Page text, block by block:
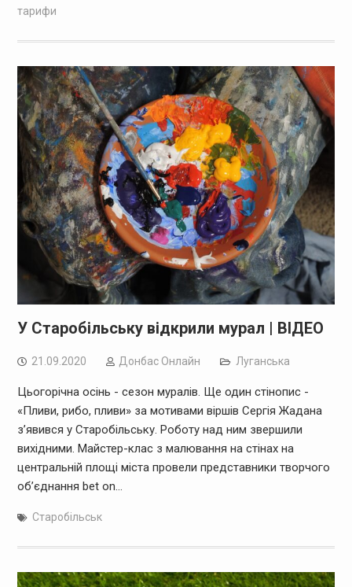
тарифи
У Старобільську відкрили мурал | ВІДЕО
21.09.2020 Дoнбас Онлайн Луганська
Цьогорічна осінь - сезон муралів. Ще один стінопис -
«Пливи, рибо, пливи» за мотивами віршів Сергія Жадана
з’явився у Старобільську. Роботу над ним звершили
вихідними. Майстер-клас з малювання на стінах на
центральній площі міста провели представники творчого
об’єднання bet on…
Старобільськ